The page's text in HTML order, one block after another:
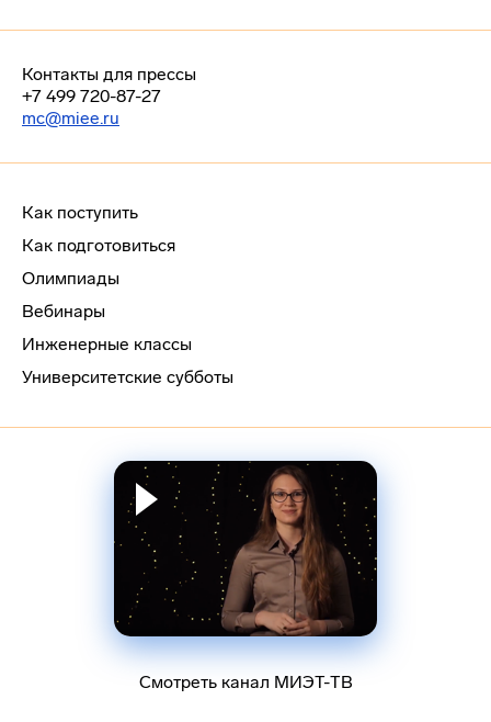
Контакты для прессы
+7 499 720-87-27
mc@miee.ru
Как поступить
Как подготовиться
Олимпиады
Вебинары
Инженерные классы
Университетские субботы
Смотреть канал МИЭТ-ТВ